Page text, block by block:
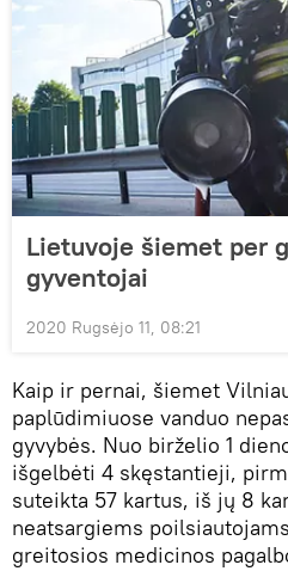
Lietuvoje šiemet per
gyventojai
2020 Rugsėjo 11, 08:21
Kaip ir pernai, šiemet
paplūdimiuose vanduo
gyvybės. Nuo birželio 1
išgelbėti 4 skęstantieji,
suteikta 57 kartus, iš jų 8
neatsargiems
greitosios medicinos